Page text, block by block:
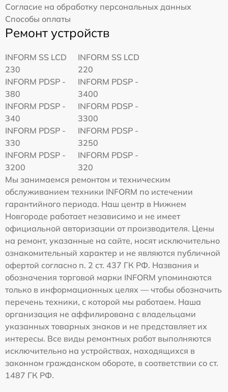
Согласие на обработку персональных данных
Способы оплаты
Ремонт устройств
INFORM SS LCD
230
INFORM SS LCD
220
INFORM PDSP -
380
INFORM PDSP -
3400
INFORM PDSP -
340
INFORM PDSP -
3300
INFORM PDSP -
330
INFORM PDSP -
3250
INFORM PDSP -
3200
INFORM PDSP -
320
Мы занимаемся ремонтом и техническим
обслуживанием техники INFORM по истечении
гарантийного периода. Наш центр в Нижнем
Новгороде работает независимо и не имеет
официальной авторизации от производителя. Цены
на ремонт, указанные на сайте, носят исключительно
ознакомительный характер и не являются публичной
офертой согласно п. 2 ст. 437 ГК РФ. Названия и
обозначения торговой марки INFORM упоминаются
только в информационных целях — чтобы обозначить
перечень техники, с которой мы работаем. Наша
организация не аффилирована с владельцами
указанных товарных знаков и не представляет их
интересы. Все виды ремонтных работ выполняются
исключительно на устройствах, находящихся в
законном гражданском обороте, в соответствии со ст.
1487 ГК РФ.